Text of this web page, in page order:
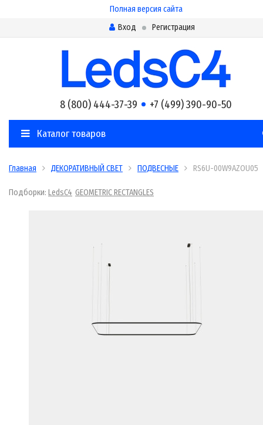
Полная версия сайта
Вход
Регистрация
8 (800) 444-37-39 +7 (499) 390-90-50
Каталог товаров
Главная ДЕКОРАТИВНЫЙ СВЕТ ПОДВЕСНЫЕ RS6U-00W9AZOU05
Подборки: LedsC4 GEOMETRIC RECTANGLES